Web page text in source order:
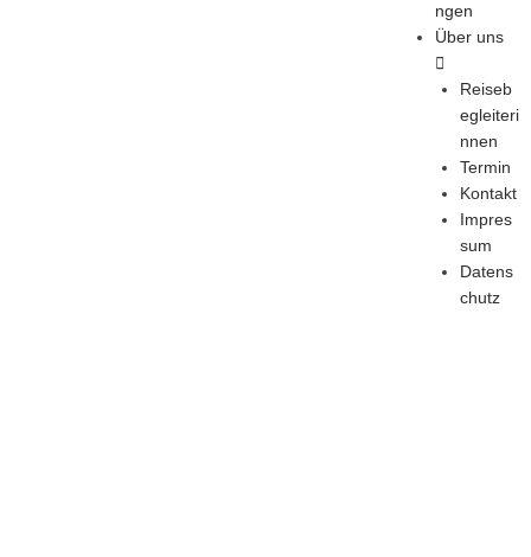
ngen
Über uns
Reiseb
egleiteri
nnen
Termin
Kontakt
Impres
sum
Datens
chutz